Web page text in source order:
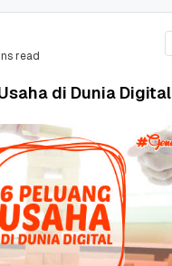
inspirasi...
read
Usaha di Dunia Digital